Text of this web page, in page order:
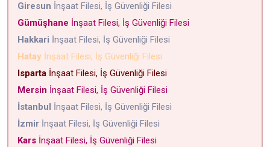
Giresun İnşaat Filesi, İş Güvenliği Filesi
Gümüşhane İnşaat Filesi, İş Güvenliği Filesi
Hakkari İnşaat Filesi, İş Güvenliği Filesi
Hatay İnşaat Filesi, İş Güvenliği Filesi
Isparta İnşaat Filesi, İş Güvenliği Filesi
Mersin İnşaat Filesi, İş Güvenliği Filesi
İstanbul İnşaat Filesi, İş Güvenliği Filesi
İzmir İnşaat Filesi, İş Güvenliği Filesi
Kars İnşaat Filesi, İş Güvenliği Filesi